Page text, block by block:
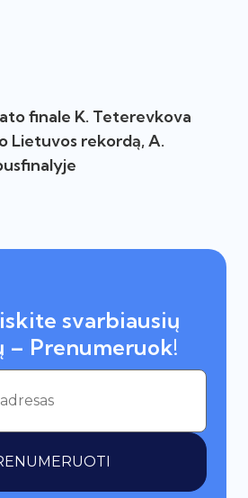
finale K. Teterevkova
Lietuvos rekordą, A.
svarbiausių
– Prenumeruok!